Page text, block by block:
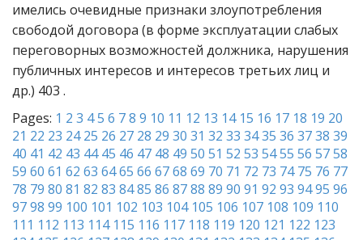
имелись очевидные признаки злоупотребления
свободой договора (в форме эксплуатации слабых
переговорных возможностей должника, нарушения
публичных интересов и интересов третьих лиц и
др.) 403 .
Pages: 1 2 3 45 6 78 9 10 11 12 13 14 15 16 17 18 19 20
21 22 23 24 25 26 27 28 29 30 31 32 33 3435 36 3738 39
40 41 42 43 44 45 46 47 48 49 50 51 52 53 5455 56 5758
59 60 61 62 63 6465 66 6768 69 70 71 72 73 74 75 76 77
78 79 80 81 82 83 8485 86 8788 89 90 91 92 93 9495 96
9798 99 100 101 102 103 104 105 106 107 108 109 110
111 112 113 114 115 116 117 118 119 120 121 122 123